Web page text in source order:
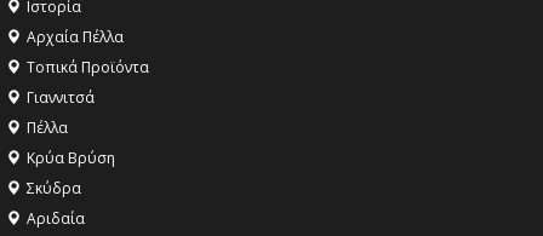
Ιστορία
Αρχαία Πέλλα
Τοπικά Προϊόντα
Γιαννιτσά
Πέλλα
Κρύα Βρύση
Σκύδρα
Αριδαία